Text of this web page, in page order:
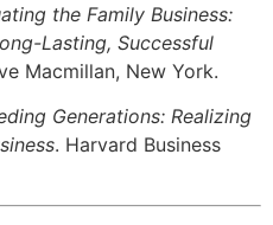
the Family Business:
Lasting, Successful
Macmillan, New York.
Generations: Realizing
. Harvard Business